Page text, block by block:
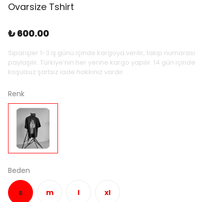
Ovarsize Tshirt
₺ 600.00
Siparişler 1-3 iş günü içinde kargoya verilir, takip numarası
paylaşılır. Türkiye’nin her yerine kargo yapılır. 14 gün içinde
koşulsuz şartsız iade hakkınız vardır.
Renk
Beden
s m l xl